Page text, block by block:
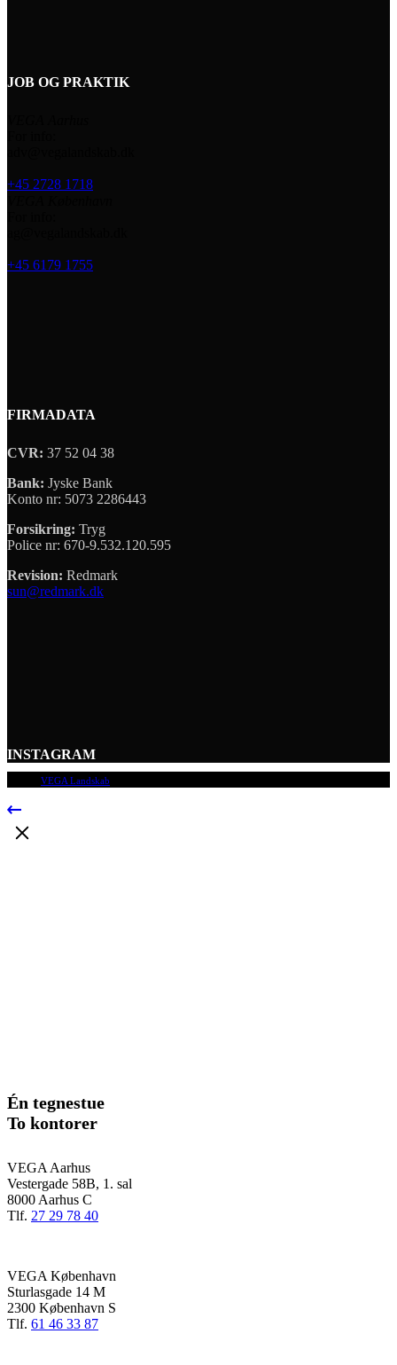
JOB OG PRAKTIK
+45 2728 1718
+45 6179 1755
FIRMADATA
CVR: 37 52 04 38
Bank: Jyske Bank
Konto nr: 5073 2286443
Forsikring: Tryg
Police nr: 670-9.532.120.595
Revision: Redmark
sun@redmark.dk
INSTAGRAM
VEGA Landskab
Én tegnestue
To kontorer
VEGA Aarhus
Vestergade 58B, 1. sal
8000 Aarhus C
Tlf. 27 29 78 40
VEGA København
Sturlasgade 14 M
2300 København S
Tlf. 61 46 33 87